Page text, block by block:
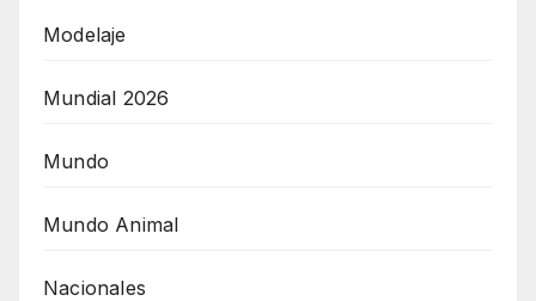
Modelaje
Mundial 2026
Mundo
Mundo Animal
Nacionales